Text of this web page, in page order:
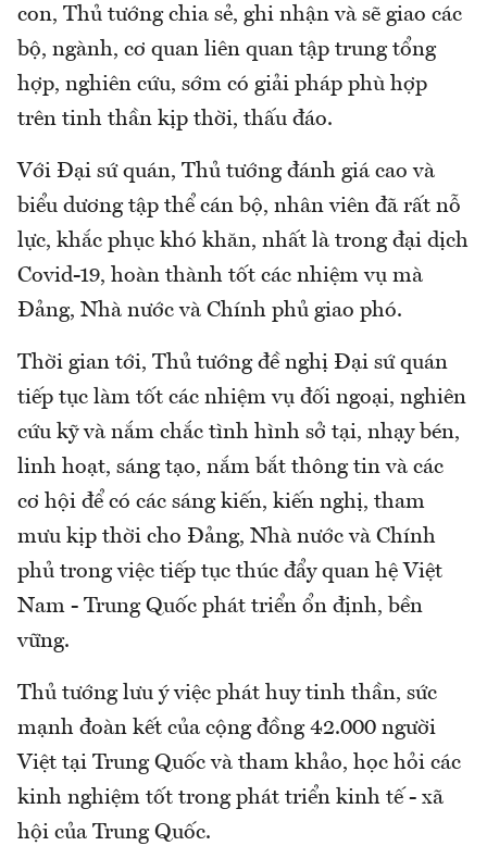
con, Thủ tướng chia sẻ, ghi nhận và sẽ giao các
bộ, ngành, cơ quan liên quan tập trung tổng
hợp, nghiên cứu, sớm có giải pháp phù hợp
trên tinh thần kịp thời, thấu đáo.
Với Đại sứ quán, Thủ tướng đánh giá cao và
biểu dương tập thể cán bộ, nhân viên đã rất nỗ
lực, khắc phục khó khăn, nhất là trong đại dịch
Covid-19, hoàn thành tốt các nhiệm vụ mà
Đảng, Nhà nước và Chính phủ giao phó.
Thời gian tới, Thủ tướng đề nghị Đại sứ quán
tiếp tục làm tốt các nhiệm vụ đối ngoại, nghiên
cứu kỹ và nắm chắc tình hình sở tại, nhạy bén,
linh hoạt, sáng tạo, nắm bắt thông tin và các
cơ hội để có các sáng kiến, kiến nghị, tham
mưu kịp thời cho Đảng, Nhà nước và Chính
phủ trong việc tiếp tục thúc đẩy quan hệ Việt
Nam - Trung Quốc phát triển ổn định, bền
vững.
Thủ tướng lưu ý việc phát huy tinh thần, sức
mạnh đoàn kết của cộng đồng 42.000 người
Việt tại Trung Quốc và tham khảo, học hỏi các
kinh nghiệm tốt trong phát triển kinh tế - xã
hội của Trung Quốc.